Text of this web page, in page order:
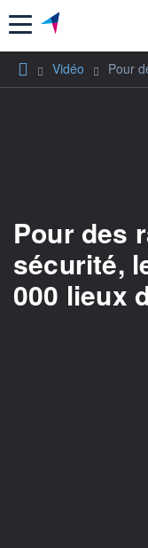
Menu
Vidéo Pour
Pour des
sécurité,
000 lieux